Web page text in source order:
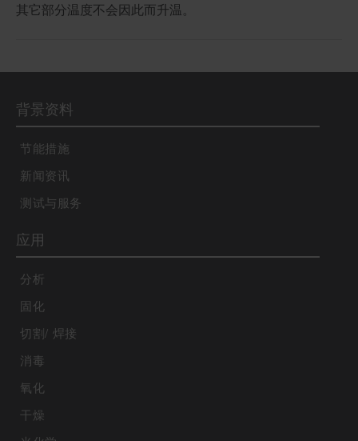
其它部分温度不会因此而升温。
流程，还可以使用红外热或紫外线技术测试各类材料。
通过之后的硬化流程使表面耐刮擦且具有更高的稳定性。
背景资料
节能措施
新闻资讯
测试与服务
应用
分析
固化
切割/ 焊接
消毒
氧化
干燥